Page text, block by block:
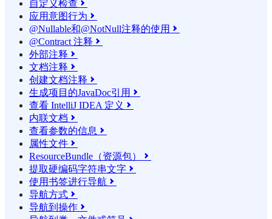
自定义检查 
应用意图行为 
@Nullable和@NotNull注释的使用 
@Contract 注释 
外部注释 
文档注释 
创建文档注释 
生成项目的JavaDoc引用 
查看 IntelliJ IDEA 定义 
内联文档 
查看参数的信息 
属性文件 
ResourceBundle（资源包） 
提取硬编码字符串文字 
使用书签进行导航 
导航方式 
导航到操作 